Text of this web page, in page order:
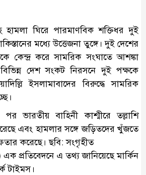
হামলা ঘিরে পারমাণবিক শক্তিধর দুই
মধ্যে উত্তেজনা তুঙ্গে। দুই দেশের
কেন্দ্র করে সামরিক সংঘাতে আশঙ্কা
বিভিন্ন দেশ সংকট নিরসনে দুই পক্ষকে
ইসলামাবাদের বিরুদ্ধে সামরিক
ভারতীয় বাহিনী কাশ্মীরে তল্লাশি
এবং হামলার সঙ্গে জড়িতদের খুঁজতে
করেছে। ছবি: সংগৃহীত
প্রতিবেদনে এ তথ্য জানিয়েছে মার্কিন
টাইমস।